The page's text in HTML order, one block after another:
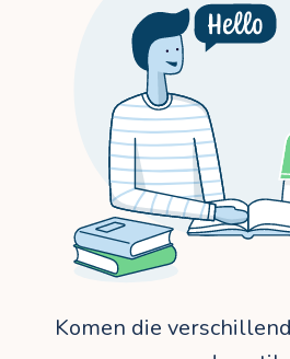
Komen die